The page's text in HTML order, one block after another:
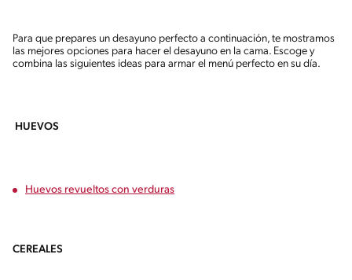
Para que prepares un desayuno perfecto a continuación, te mostramos
las mejores opciones para hacer el desayuno en la cama. Escoge y
combina las siguientes ideas para armar el menú perfecto en su día.
HUEVOS
Huevos revueltos con verduras
CEREALES